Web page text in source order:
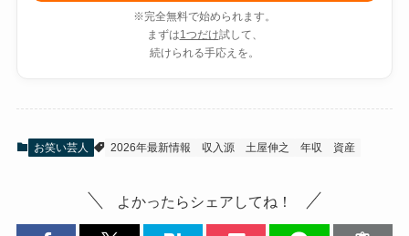
※完全無料で始められます。
まずは1つだけ試して、
続けられる手応えを。
お笑い芸人 2026年最新情報 収入源 土屋伸之 年収 資産
よかったらシェアしてね！